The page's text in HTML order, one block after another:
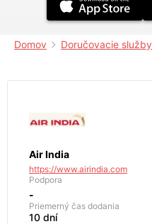
Domov Doručovacie služby
Air India
https://www.airindia.com
Podpora
-
Priemerný čas dodania
10 dní